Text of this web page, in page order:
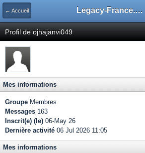
← Accueil Legacy-France.org - Forum
Profil de ojhajanvi049
Mes informations
Groupe Membres
Messages 163
Inscrit(e) (le) 06-May 26
Dernière activité 06 Jul 2026 11:05
Mes informations